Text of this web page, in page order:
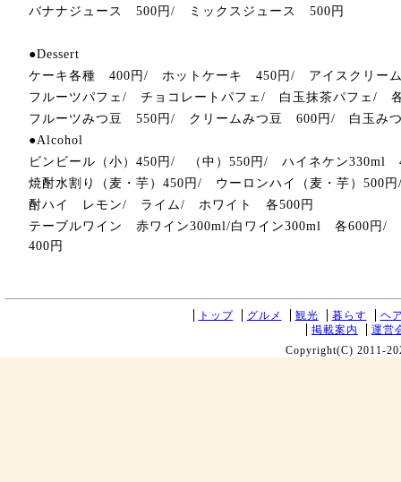
バナナジュース 500円/ ミックスジュース 500円
●Dessert
ケーキ各種 400円/ ホットケーキ 450円/ アイスクリー
フルーツパフェ/ チョコレートパフェ/ 白玉抹茶パフェ/
フルーツみつ豆 550円/ クリームみつ豆 600円/ 白玉み
●Alcohol
ビンビール（小）450円/ （中）550円/ ハイネケン330ml
焼酎水割り（麦・芋）450円/ ウーロンハイ（麦・芋）
酎ハイ レモン/ ライム/ ホワイト 各500円
テーブルワイン 赤ワイン300ml/白ワイン300ml 各600円
400円
トップ グルメ 観光 暮らす
ヘ
掲載案内
運営
Copyright(C) 2011-